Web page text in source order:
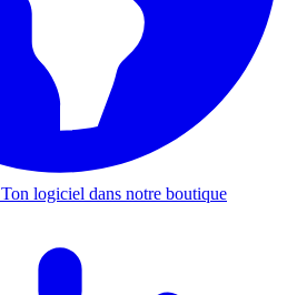
Ton logiciel dans notre boutique